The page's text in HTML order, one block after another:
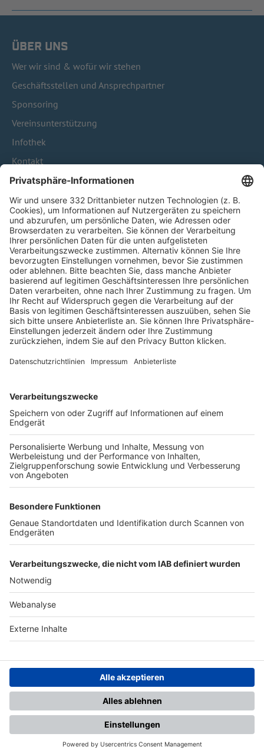
ÜBER UNS
Wer wir sind & wofür wir stehen
Geschäftsstellen und Ansprechpartner
Sponsoring
Vereinsunterstützung
Infothek
Kontakt
HÄUFIG BESUCHTE SEITEN
Pässe und Vereinswechsel
Trainerausbildung
Schulungsangebot Vereinsmitarbeiter
BFV-Geschäftsstellen
Trainerbörse
Login SpielPlus
FOLGE DEM BFV
TOP-VEREINE
TOP-PARTNER
Nutzungsbedingungen Datenschutz Impressum